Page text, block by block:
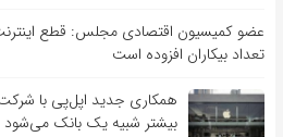
عضو کمیسیون اقتصادی مجلس: قطع
تعداد بیکاران افزوده است
همکاری جدید اپل‌پی با
بیشتر شبیه یک بانک می‌شود